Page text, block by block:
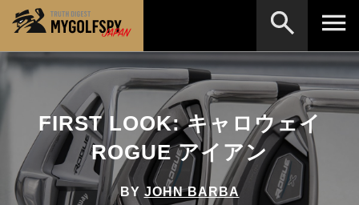
FIRST LOOK: キャロウェイ
ROGUE アイアン
BY JOHN BARBA
MOST WANTED テストランキング
NEW RELEASES 新製品情報
HOW TO ゴルフ上達・実践テクニック
LAB テスト・データ検証
※メーカー名やクラブ名など、検索したい事柄を入
力してください。
検索